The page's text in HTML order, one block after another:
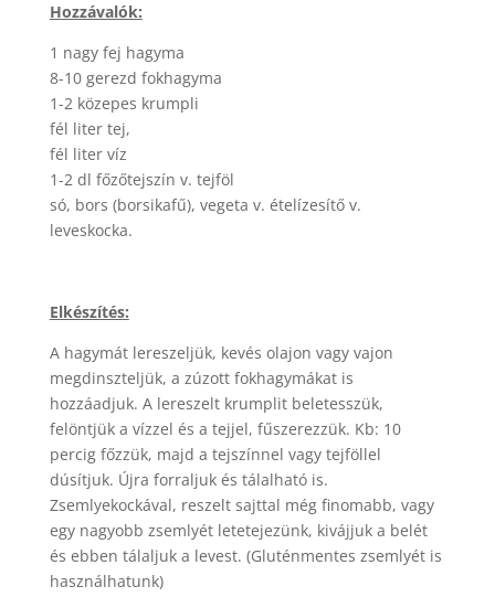
Hozzávalók:
1 nagy fej hagyma
8-10 gerezd fokhagyma
1-2 közepes krumpli
fél liter tej,
fél liter víz
1-2 dl főzőtejszín v. tejföl
só, bors (borsikafű), vegeta v. ételízesítő v.
leveskocka.
Elkészítés:
A hagymát lereszeljük, kevés olajon vagy vajon
megdinszteljük, a zúzott fokhagymákat is
hozzáadjuk. A lereszelt krumplit beletesszük,
felöntjük a vízzel és a tejjel, fűszerezzük. Kb: 10
percig főzzük, majd a tejszínnel vagy tejföllel
dúsítjuk. Újra forraljuk és tálalható is.
Zsemlyekockával, reszelt sajttal még finomabb, vagy
egy nagyobb zsemlyét letetejezünk, kivájjuk a belét
és ebben tálaljuk a levest. (Gluténmentes zsemlyét is
használhatunk)